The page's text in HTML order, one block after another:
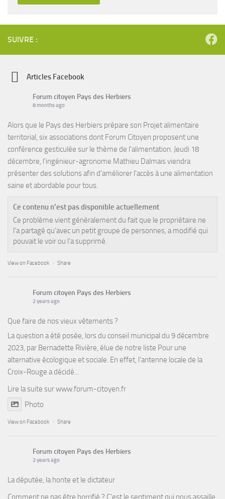
SUIVRE :
Articles Facebook
Forum citoyen Pays des Herbiers
8 months ago
Alors que le Pays des Herbiers prépare son Projet alimentaire
territorial, six associations dont Forum Citoyen proposent une
conférence gesticulée sur le thème de l'alimentation. Jeudi 18
décembre, l'ingénieur-agronome Mathieu Dalmais viendra
présenter des solutions afin d'améliorer l'accès à une alimentation
saine et abordable pour tous.
Ce contenu n’est pas disponible actuellement
Ce problème vient généralement du fait que le propriétaire ne
l’a partagé qu’avec un petit groupe de personnes, a modifié qui
pouvait le voir ou l’a supprimé.
View on Facebook · Share
Forum citoyen Pays des Herbiers
2 years ago
Que faire de nos vieux vêtements ?
La question a été posée, lors du conseil municipal du 9 décembre
2023, par Bernadette Rivière, élue de notre liste Pour une
alternative écologique et sociale. En effet, l’antenne locale de la
Croix-Rouge a décidé...
Lire la suite surwww.forum-citoyen.fr
Photo
View on Facebook · Share
Forum citoyen Pays des Herbiers
2 years ago
La députée, la honte et le dictateur
Comment ne pas être horrifié ? C’est le sentiment qui nous assaille